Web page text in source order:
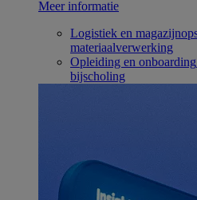
Meer informatie
Logistiek en
materiaalverwerking
Opleiding en onboarding
bijscholing